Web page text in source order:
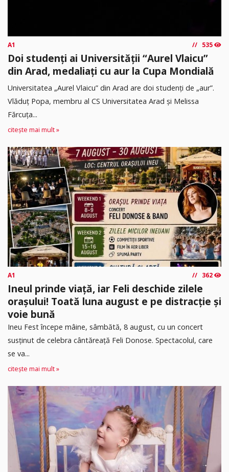
A1 535
Doi studenți ai Universității “Aurel Vlaicu”
din Arad, medaliați cu aur la Cupa Mondială
Universitatea „Aurel Vlaicu” din Arad are doi studenți de „aur”.
Vlăduț Popa, membru al CS Universitatea Arad și Melissa
Fărcuța...
citește mai mult »
A1 362
Ineul prinde viață, iar Feli deschide zilele
orașului! Toată luna august e pe distracție și
voie bună
Ineu Fest începe mâine, sâmbătă, 8 august, cu un concert
susținut de celebra cântăreață Feli Donose. Spectacolul, care
se va...
citește mai mult »